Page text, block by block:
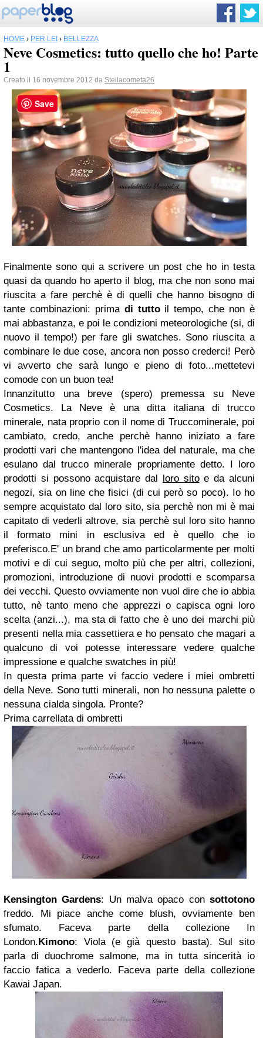
HOME › PER LEI › BELLEZZA
Neve Cosmetics: tutto quello che ho! Parte
1
Creato il 16 novembre 2012 da Stellacometa26
Finalmente sono qui a scrivere un post che ho in testa
quasi da quando ho aperto il blog, ma che non sono mai
riuscita a fare perchè è di quelli che hanno bisogno di
tante combinazioni: prima di tuttoil tempo, che non è
mai abbastanza, e poi le condizioni meteorologiche (si, di
nuovo il tempo!) per fare gli swatches. Sono riuscita a
combinare le due cose, ancora non posso crederci! Però
vi avverto che sarà lungo e pieno di foto...mettetevi
comode con un buon tea!
Innanzitutto una breve (spero) premessa su Neve
Cosmetics. La Neve è una ditta italiana di trucco
minerale, nata proprio con il nome di Truccominerale, poi
cambiato, credo, anche perchè hanno iniziato a fare
prodotti vari che mantengono l'idea del naturale, ma che
esulano dal trucco minerale propriamente detto. I loro
prodotti si possono acquistare dal loro sitoe da alcuni
negozi, sia on line che fisici (di cui però so poco). Io ho
sempre acquistato dal loro sito, sia perchè non mi è mai
capitato di vederli altrove, sia perchè sul loro sito hanno
il formato mini in esclusiva ed è quello che io
preferisco.E' un brand che amo particolarmente per molti
motivi e di cui seguo, molto più che per altri, collezioni,
promozioni, introduzione di nuovi prodotti e scomparsa
dei vecchi. Questo ovviamente non vuol dire che io abbia
tutto, nè tanto meno che apprezzi o capisca ogni loro
scelta (anzi...), ma sta di fatto che è uno dei marchi più
presenti nella mia cassettiera e ho pensato che magari a
qualcuno di voi potesse interessare vedere qualche
impressione e qualche swatches in più!
In questa prima parte vi faccio vedere i miei ombretti
della Neve. Sono tutti minerali, non ho nessuna palette o
nessuna cialda singola. Pronte?
Prima carrellata di ombretti
Kensington Gardens: Un malva opaco consottotono
freddo. Mi piace anche come blush, ovviamente ben
sfumato. Faceva parte della collezione In
London.Kimono: Viola (e già questo basta). Sul sito
parla di duochrome salmone, ma in tutta sincerità io
faccio fatica a vederlo. Faceva parte della collezione
Kawai Japan.
Save